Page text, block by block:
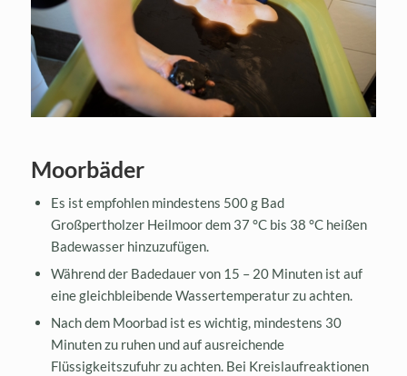
Moorbäder
Es ist empfohlen mindestens 500 g Bad
Großpertholzer Heilmoor dem 37 °C bis 38 °C heißen
Badewasser hinzuzufügen.
Während der Badedauer von 15 – 20 Minuten ist auf
eine gleichbleibende Wassertemperatur zu achten.
Nach dem Moorbad ist es wichtig, mindestens 30
Minuten zu ruhen und auf ausreichende
Flüssigkeitszufuhr zu achten. Bei Kreislaufreaktionen